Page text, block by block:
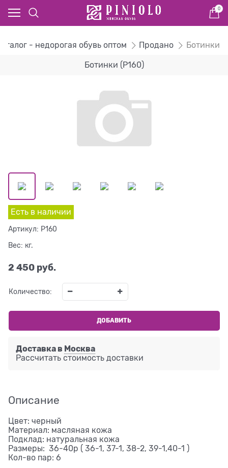
0
- недорогая обувь оптом Продано Ботинки
Ботинки (P160)
Есть в наличии
Артикул: P160
Вес: кг.
2 450 руб.
Количество:
ДОБАВИТЬ
Доставка в Москва
Рассчитать стоимость доставки
Описание
Цвет: черный
Материал: масляная кожа
Подклад: натуральная кожа
Размеры: 36-40р ( 36-1, 37-1, 38-2, 39-1,40-1 )
Кол-во пар: 6